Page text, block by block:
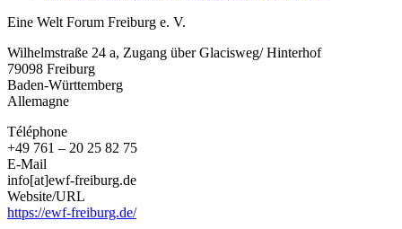
Eine Welt Forum Freiburg e. V.
Wilhelmstraße 24 a, Zugang über Glacisweg/ Hinterhof
79098 Freiburg
Baden-Württemberg
Allemagne
Téléphone
+49 761 – 20 25 82 75
E-Mail
info[at]ewf-freiburg.de
Website/URL
https://ewf-freiburg.de/